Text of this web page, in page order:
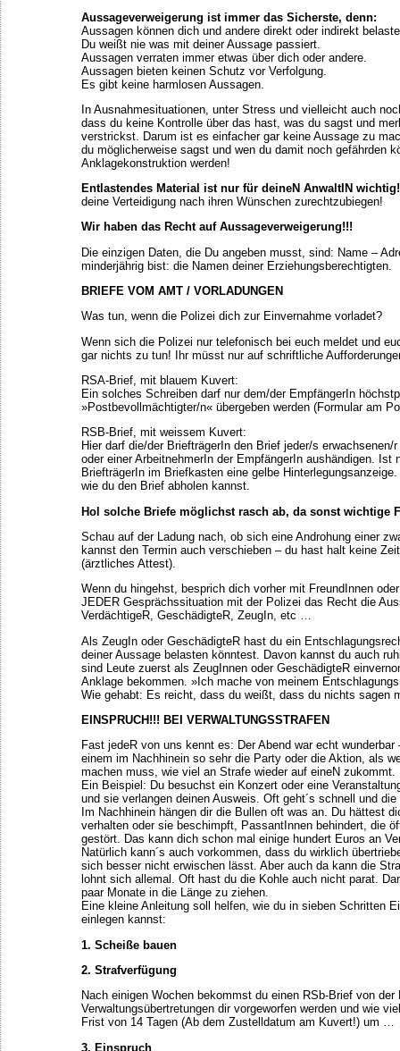
Aussageverweigerung ist immer das Sicherste, denn:
Aussagen können dich und andere direkt oder indirekt
Du weißt nie was mit deiner Aussage passiert.
Aussagen verraten immer etwas über dich oder andere.
Aussagen bieten keinen Schutz vor Verfolgung.
Es gibt keine harmlosen Aussagen.
In Ausnahmesituationen, unter Stress und vielleicht auch
dass du keine Kontrolle über das hast, was du sagst und
verstrickst. Darum ist es einfacher gar keine Aussage zu
du möglicherweise sagst und wen du damit noch gefährden
Anklagekonstruktion werden!
Entlastendes Material ist nur für deineN AnwaltIN wichtig!
deine Verteidigung nach ihren Wünschen zurechtzubiegen!
Wir haben das Recht auf Aussageverweigerung!!!
Die einzigen Daten, die Du angeben musst, sind: Name –
minderjährig bist: die Namen deiner Erziehungsberechtigten.
BRIEFE VOM AMT / VORLADUNGEN
Was tun, wenn die Polizei dich zur Einvernahme vorladet?
Wenn sich die Polizei nur telefonisch bei euch meldet und
gar nichts zu tun! Ihr müsst nur auf schriftliche
RSA-Brief, mit blauem Kuvert:
Ein solches Schreiben darf nur dem/der EmpfängerIn
»Postbevollmächtigter/n« übergeben werden (Formular am
RSB-Brief, mit weissem Kuvert:
Hier darf die/der BriefträgerIn den Brief jeder/s erwachsenen/
oder einer ArbeitnehmerIn der EmpfängerIn aushändigen. Ist
BriefträgerIn im Briefkasten eine gelbe
wie du den Brief abholen kannst.
Hol solche Briefe möglichst rasch ab, da sonst wichtige
Schau auf der Ladung nach, ob sich eine Androhung einer
kannst den Termin auch verschieben – du hast halt keine
(ärztliches Attest).
Wenn du hingehst, besprich dich vorher mit FreundInnen
JEDER Gesprächssituation mit der Polizei das Recht die
VerdächtigeR, GeschädigteR, ZeugIn, etc …
Als ZeugIn oder GeschädigteR hast du ein
deiner Aussage belasten könntest. Davon kannst du auch
sind Leute zuerst als ZeugInnen oder GeschädigteR
Anklage bekommen. »Ich mache von meinem
Wie gehabt: Es reicht, dass du weißt, dass du nichts sagen
EINSPRUCH!!! BEI VERWALTUNGSSTRAFEN
Fast jedeR von uns kennt es: Der Abend war echt
einem im Nachhinein so sehr die Party oder die Aktion, als
machen muss, wie viel an Strafe wieder auf eineN zukommt.
Ein Beispiel: Du besuchst ein Konzert oder eine
und sie verlangen deinen Ausweis. Oft geht´s schnell und
Im Nachhinein hängen dir die Bullen oft was an. Du hättest
verhalten oder sie beschimpft, PassantInnen behindert, die
gestört. Das kann dich schon mal einige hundert Euros an
Natürlich kann´s auch vorkommen, dass du wirklich
sich besser nicht erwischen lässt. Aber auch da kann die
lohnt sich allemal. Oft hast du die Kohle auch nicht parat.
paar Monate in die Länge zu ziehen.
Eine kleine Anleitung soll helfen, wie du in sieben Schritten
einlegen kannst:
1. Scheiße bauen
2. Strafverfügung
Nach einigen Wochen bekommst du einen RSb-Brief von
Verwaltungsübertretungen dir vorgeworfen werden und wie
Frist von 14 Tagen (Ab dem Zustelldatum am Kuvert!) um …
3. Einspruch